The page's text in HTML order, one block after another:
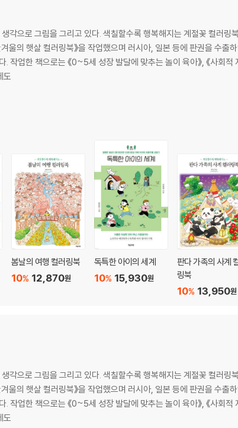
으로 그림을 그리고 있다. 색칠할수록 행복해지는 계절꽃 컬러링
겨울의 햇살 컬러링북》을 작업했으며 러시아, 일본 등에 판권을 수출
작업한 책으로는 《0~5세 성장 발달에 맞추는 놀이 육아》, 《사회
도
봄날의 여행 컬러링북
12,870원
10%
독특한 아이의 세계
15,930원
10%
판다 가족의 사계
링북
13,950원
10%
으로 그림을 그리고 있다. 색칠할수록 행복해지는 계절꽃 컬러링
겨울의 햇살 컬러링북》을 작업했으며 러시아, 일본 등에 판권을 수출
작업한 책으로는 《0~5세 성장 발달에 맞추는 놀이 육아》, 《사회
도